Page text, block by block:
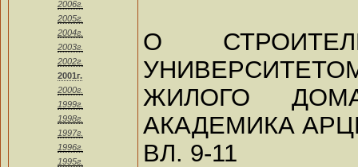
2006г.
2005г.
2004г.
2003г.
2002г.
2001г.
2000г.
1999г.
1998г.
1997г.
1996г.
1995г.
О
ЖИЛОГО
АКАДЕМИКА
ВЛ. 9-11